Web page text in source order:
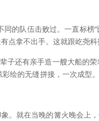
的队伍击败过。一直标
点拿不出手。这就跟屹尧
子还有亲手造一艘大船
绘的无缝拼接，一次成型
。就在当晚的篝火晚会